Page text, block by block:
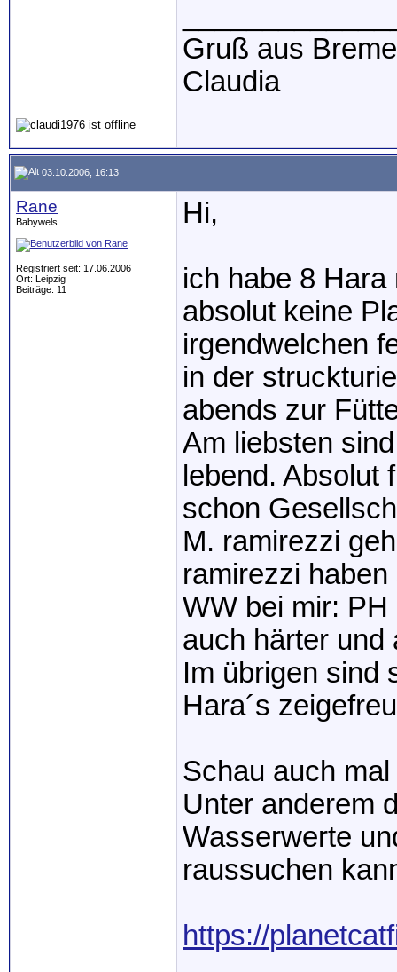
Gruß aus
Claudia
03.10.2006, 16:13
Rane
Babywels
Registriert seit: 17.06.2006
Ort: Leipzig
Beiträge: 11
Hi,
ich habe 8
absolut keine
irgendwelchen
in der
abends zur
Am liebsten
lebend. Absolut
schon
M. ramirezzi
ramirezzi
WW bei mir:
auch härter und
Im übrigen sind
Hara´s
Schau auch
Unter anderem
Wasserwerte
raussuchen
https://